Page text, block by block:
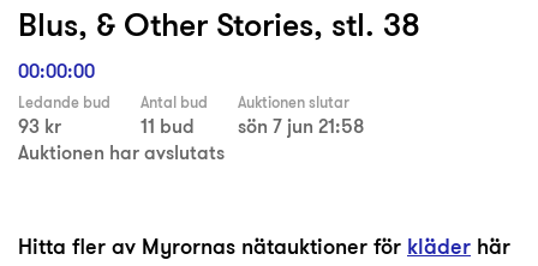
Blus, & Other Stories, stl. 38
00:00:00
Ledande bud
93 kr
Antal bud
11 bud
Auktionen slutar
sön 7 jun 21:58
Auktionen har avslutats
Hitta fler av Myrornas nätauktioner för kläder här